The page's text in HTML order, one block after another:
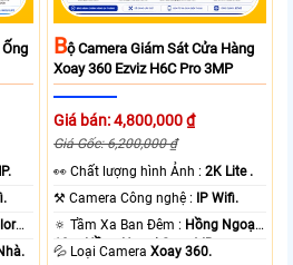
Ống
BỘ Camera Giám Sát Cửa Hàng
Xoay 360 Ezviz H6C Pro 3MP
Giá bán: 4,800,000 ₫
Giá Gốc: 6,200,000 ₫
️👀 Chất lượng hình Ảnh :2K Lite .
⚒ Camera Công nghệ : IP Wifi.
🔅 Tầm Xa Ban Đêm : Hồng Ngoại
10m Hồng Ngoại Smart IR.
💦 Loại CameraXoay 360.